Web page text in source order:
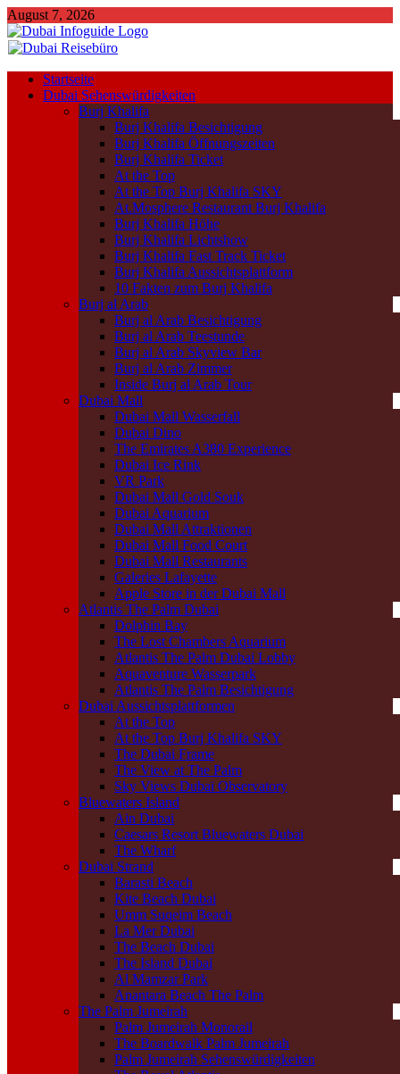
August 7, 2026
Startseite
Dubai Sehenswürdigkeiten
Burj Khalifa
Burj Khalifa Besichtigung
Burj Khalifa Öffnungszeiten
Burj Khalifa Ticket
At the Top
At the Top Burj Khalifa SKY
At.Mosphere Restaurant Burj Khalifa
Burj Khalifa Höhe
Burj Khalifa Lichtshow
Burj Khalifa Fast Track Ticket
Burj Khalifa Aussichtsplattform
10 Fakten zum Burj Khalifa
Burj al Arab
Burj al Arab Besichtigung
Burj al Arab Teestunde
Burj al Arab Skyview Bar
Burj al Arab Zimmer
Inside Burj al Arab Tour
Dubai Mall
Dubai Mall Wasserfall
Dubai Dino
The Emirates A380 Experience
Dubai Ice Rink
VR Park
Dubai Mall Gold Souk
Dubai Aquarium
Dubai Mall Attraktionen
Dubai Mall Food Court
Dubai Mall Restaurants
Galeries Lafayette
Apple Store in der Dubai Mall
Atlantis The Palm Dubai
Dolphin Bay
The Lost Chambers Aquarium
Atlantis The Palm Dubai Lobby
Aquaventure Wasserpark
Atlantis The Palm Besichtigung
Dubai Aussichtsplattformen
At the Top
At the Top Burj Khalifa SKY
The Dubai Frame
The View at The Palm
Sky Views Dubai Observatory
Bluewaters Island
Ain Dubai
Caesars Resort Bluewaters Dubai
The Wharf
Dubai Strand
Barasti Beach
Kite Beach Dubai
Umm Suqeim Beach
La Mer Dubai
The Beach Dubai
The Island Dubai
Al Mamzar Park
Anantara Beach The Palm
The Palm Jumeirah
Palm Jumeirah Monorail
The Boardwalk Palm Jumeirah
Palm Jumeirah Sehenswürdigkeiten